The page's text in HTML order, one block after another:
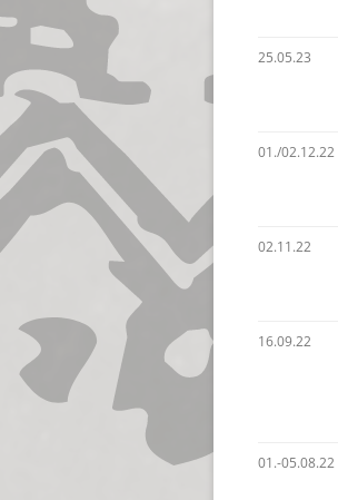
25.05.23
01./02.12.22
02.11.22
16.09.22
01.-05.08.22